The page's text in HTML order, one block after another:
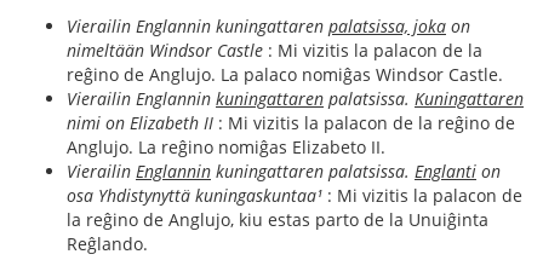
Vierailin Englannin kuningattaren palatsissa, joka on
nimeltään Windsor Castle : Mi vizitis la palacon de la
reĝino de Anglujo. La palaco nomiĝas Windsor Castle.
Vierailin Englannin kuningattaren palatsissa. Kuningattaren
nimi on Elizabeth II : Mi vizitis la palacon de la reĝino de
Anglujo. La reĝino nomiĝas Elizabeto II.
Vierailin Englannin kuningattaren palatsissa. Englanti on
osa Yhdistynyttä kuningaskuntaa¹ : Mi vizitis la palacon de
la reĝino de Anglujo, kiu estas parto de la Unuiĝinta
Reĝlando.